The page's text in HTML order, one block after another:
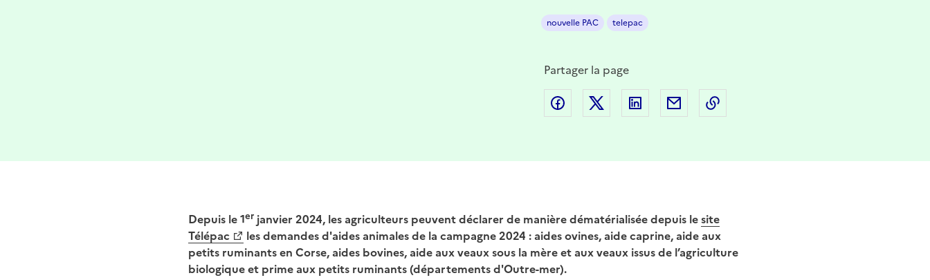
nouvelle PAC telepac
Partager la page
Partager sur Facebook
Partager sur Twitter
Partager sur LinkedIn
Partager par email
Depuis le 1er janvier 2024, les agriculteurs peuvent déclarer de manière dématérialisée depuis lesite
Télépac
les demandes d'aides animales de la campagne 2024 : aides ovines, aide caprine, aide aux
petits ruminants en Corse, aides bovines, aide aux veaux sous la mère et aux veaux issus de l’agriculture
biologique et prime aux petits ruminants (départements d'Outre-mer).